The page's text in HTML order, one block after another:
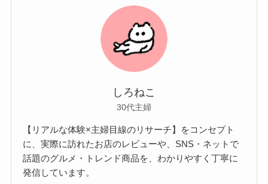
しろねこ
30代主婦
【リアルな体験×主婦目線のリサーチ】をコンセプト
に、実際に訪れたお店のレビューや、SNS・ネットで
話題のグルメ・トレンド商品を、わかりやすく丁寧に
発信しています。